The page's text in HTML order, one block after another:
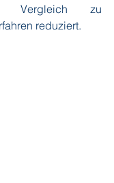
Vergleich zu
reduziert.